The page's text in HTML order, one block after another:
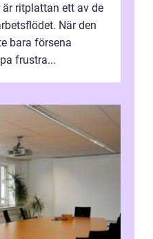
ritplattan ett av de
När den
bara försena
frustra...